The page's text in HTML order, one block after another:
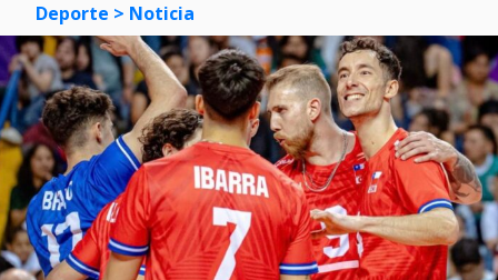
Deporte > Noticia